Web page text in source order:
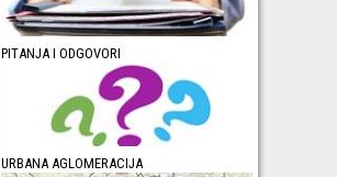
PITANJA I ODGOVORI
URBANA AGLOMERACIJA